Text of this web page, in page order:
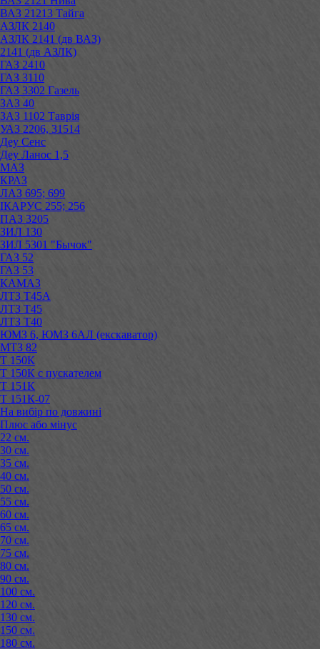
ВАЗ 21213 Тайга
АЗЛК 2140
АЗЛК 2141 (дв ВАЗ)
2141 (дв АЗЛК)
ГАЗ 2410
ГАЗ 3110
ГАЗ 3302 Газель
ЗАЗ 40
ЗАЗ 1102 Таврія
УАЗ 2206, 31514
Деу Сенс
Деу Ланос 1,5
МАЗ
КРАЗ
ЛАЗ 695; 699
ІКАРУС 255; 256
ПАЗ 3205
ЗИЛ 130
ЗИЛ 5301 "Бычок"
ГАЗ 52
ГАЗ 53
КАМАЗ
ЛТЗ Т45А
ЛТЗ Т45
ЛТЗ Т40
ЮМЗ 6, ЮМЗ 6АЛ (екскаватор)
МТЗ 82
Т 150К
Т 150К с пускателем
Т 151К
Т 151К-07
На вибір по довжині
Плюс або мінус
22 см.
30 см.
35 см.
40 см.
50 см.
55 см.
60 см.
65 см.
70 см.
75 см.
80 см.
90 см.
100 см.
120 см.
130 см.
150 см.
180 см.